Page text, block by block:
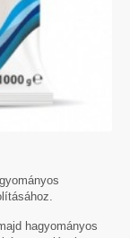
hagyományos